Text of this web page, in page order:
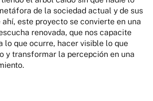
de la sociedad actual y de sus
ahí, este proyecto se convierte en una
renovada, que nos capacite
lo que ocurre, hacer visible lo que
y transformar la percepción en una